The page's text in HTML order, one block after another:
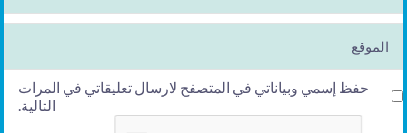
ai
l*
حفظ إسمي وبياناتي في المتصفح لارسال تعليقاتي في المرات
التالية.